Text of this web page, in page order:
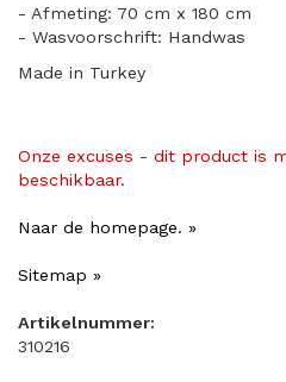
- Afmeting: 70 cm x 180 cm
- Wasvoorschrift: Handwas
Made in Turkey
Onze excuses - dit product is
beschikbaar.
Naar de homepage. »
Sitemap »
Artikelnummer:
310216